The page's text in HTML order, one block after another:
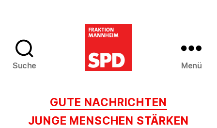
Suche
Mannheim
Menü
Kategorien
GUTE NACHRICHTEN
JUNGE MENSCHEN STÄRKEN